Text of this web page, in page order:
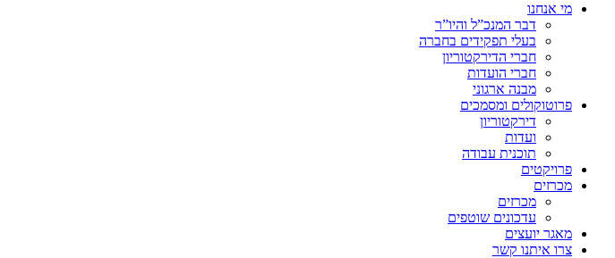
מי אנחנו
דבר המנכ”ל והיו”ר
בעלי תפקידים בחברה
חברי הדירקטוריון
חברי הועדות
מבנה ארגוני
פרוטוקולים ומסמכים
דירקטוריון
ועדות
תוכנית עבודה
פרויקטים
מכרזים
מכרזים
עדכונים שוטפים
מאגר יועצים
צרו איתנו קשר